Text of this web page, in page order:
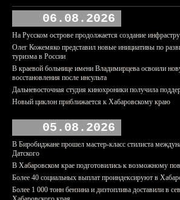
06.08.2026
На Русском острове продолжается создание
Олег Кожемяко представил новые инициативы по
туризма в России
В краевой больнице имени Владимирцева освоили
восстановления после инсульта
Дальневосточная студия кинохроники получила
Новый циклон приближается к Хабаровскому краю
05.08.2026
В Биробиджане прошел мастер-класс стилиста
Датского
В Хабаровском крае подготовились к возможному
Более 40 социальных выплат проиндексируют в
Более 1 000 тонн бензина и дизтоплива доставили в